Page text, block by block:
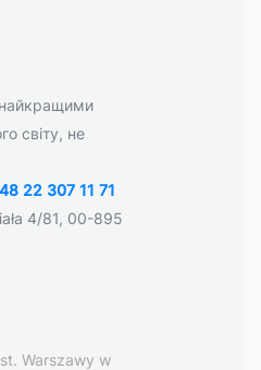
найкращими
світу, не
22 307 11 71
4/81, 00-895
Warszawy w